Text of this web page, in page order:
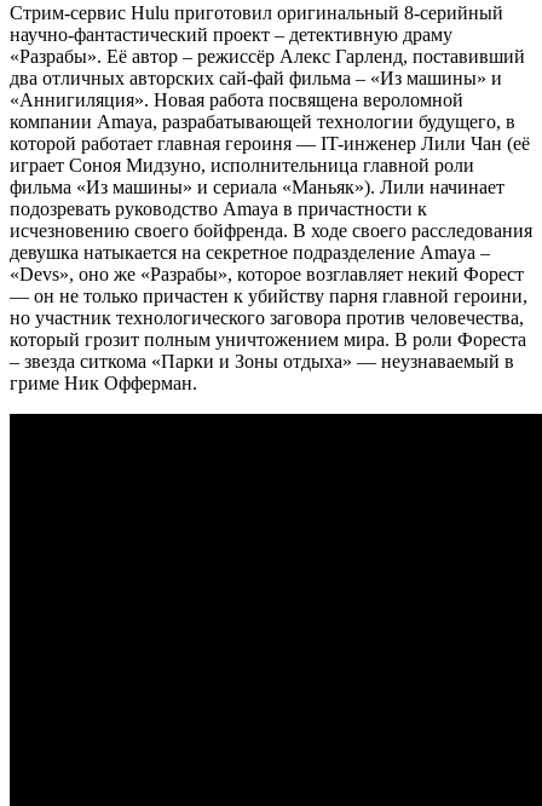
Стрим-сервис Hulu приготовил оригинальный 8-серийный
научно-фантастический проект – детективную драму
«Разрабы». Её автор – режиссёр Алекс Гарленд, поставивший
два отличных авторских сай-фай фильма – «Из машины» и
«Аннигиляция». Новая работа посвящена вероломной
компании Amaya, разрабатывающей технологии будущего, в
которой работает главная героиня — IT-инженер Лили Чан (её
играет Соноя Мидзуно, исполнительница главной роли
фильма «Из машины» и сериала «Маньяк»). Лили начинает
подозревать руководство Amaya в причастности к
исчезновению своего бойфренда. В ходе своего расследования
девушка натыкается на секретное подразделение Amaya –
«Devs», оно же «Разрабы», которое возглавляет некий Форест
— он не только причастен к убийству парня главной героини,
но участник технологического заговора против человечества,
который грозит полным уничтожением мира. В роли Фореста
– звезда ситкома «Парки и Зоны отдыха» — неузнаваемый в
гриме Ник Офферман.